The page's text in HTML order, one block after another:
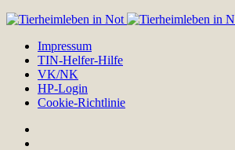
Impressum
TIN-Helfer-Hilfe
VK/NK
HP-Login
Cookie-Richtlinie